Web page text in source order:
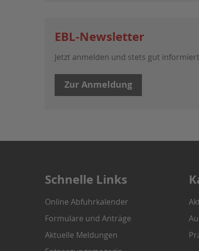
EBL-Newsletter
Jetzt anmelden und stets gut
Zur Anmeldung
Schnelle Links
Online Abfuhrkalender
Formulare und Anträge
Aktuelle Meldungen